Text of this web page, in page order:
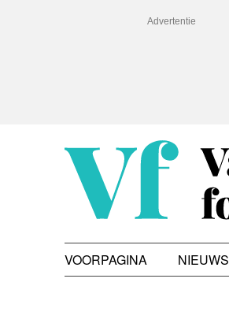
Advertentie
VOORPAGINA NIEUWS